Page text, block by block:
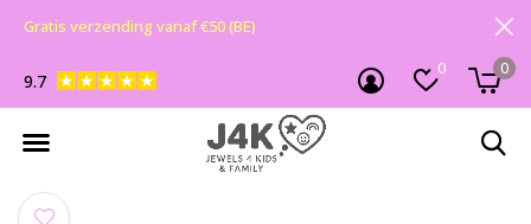
0 0
9.7
Gratis verzending vanaf €50 (BE)